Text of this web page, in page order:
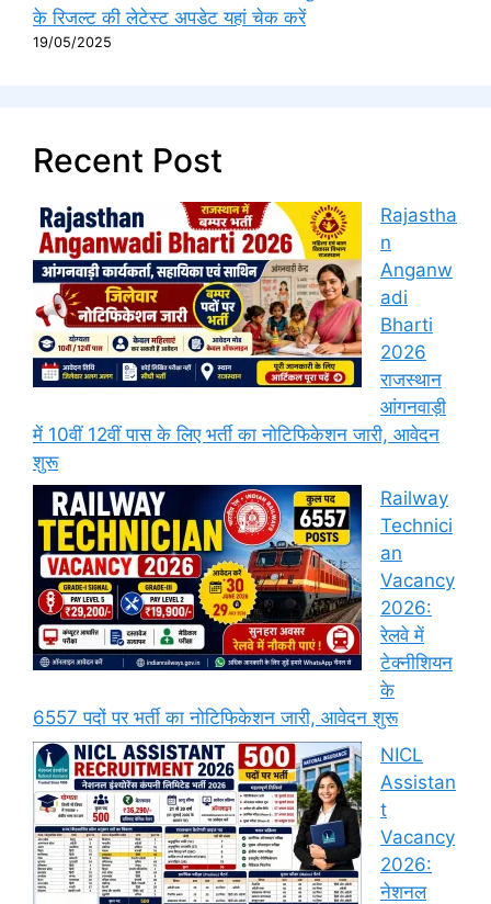
के रिजल्ट की लेटेस्ट अपडेट यहां चेक करें
19/05/2025
Recent Post
Rajastha
n
Anganw
adi
Bharti
2026
राजस्थान
आंगनवाड़ी
में 10वीं 12वीं पास के लिए भर्ती का नोटिफिकेशन जारी, आवेदन
शुरू
Railway
Technici
an
Vacancy
2026:
रेलवे में
टेक्नीशियन
के
6557 पदों पर भर्ती का नोटिफिकेशन जारी, आवेदन शुरू
NICL
Assistan
t
Vacancy
2026:
नेशनल